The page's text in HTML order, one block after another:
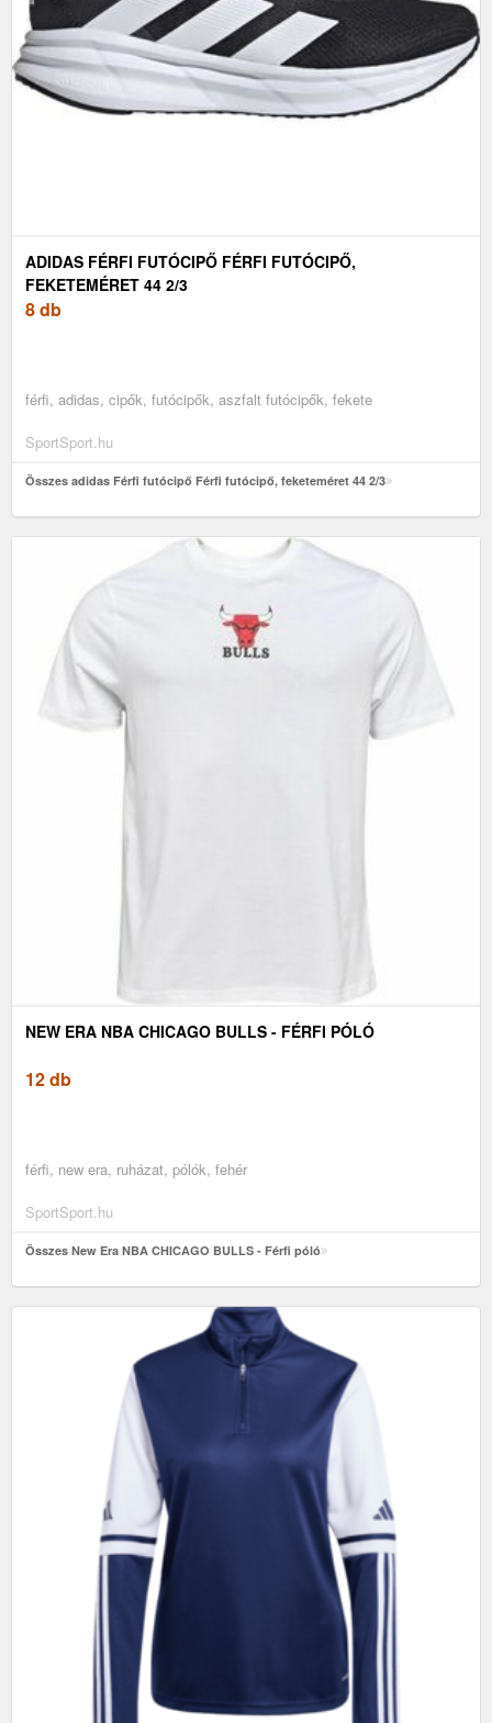
ADIDAS FÉRFI FUTÓCIPŐ FÉRFI FUTÓCIPŐ,
FEKETEMÉRET 44 2/3
8 db
férfi, adidas, cipők, futócipők, aszfalt futócipők, fekete
SportSport.hu
Összes adidas Férfi futócipő Férfi futócipő, feketeméret 44 2/3
NEW ERA NBA CHICAGO BULLS - FÉRFI PÓLÓ
12 db
férfi, new era, ruházat, pólók, fehér
SportSport.hu
Összes New Era NBA CHICAGO BULLS - Férfi póló